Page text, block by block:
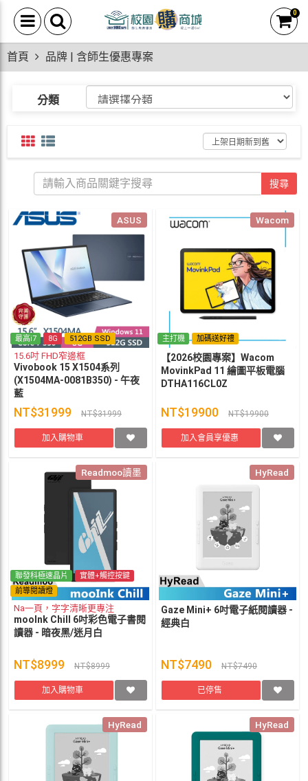
0
首頁 品牌 | 含師生優惠專案
分類
搜尋
ASUS
最高i7 8G 512GB SSD
15.6吋 FHD窄邊框
Vivobook 15 X1504系列
(X1504MA-0081B350) - 午夜
藍
NT$31999 NT$31999
加入購物車
Wacom
主打機 加碼送好禮
【2026校園專案】Wacom
MovinkPad 11 繪圖平板電腦
DTHA116CL0Z
NT$19900 NT$19900
加入會員享優惠
Readmoo讀墨
聯發科極速晶片
實體+觸控按鍵
前導閱讀燈
Na一頁，字字清晰更專注
mooInk Chill 6吋彩色電子書閱
讀器 - 暗夜黑/迷月白
NT$8999 NT$8999
加入購物車
HyRead
Gaze Mini+ 6吋電子紙閱讀器 -
經典白
NT$7490 NT$7490
已停售
HyRead HyRead